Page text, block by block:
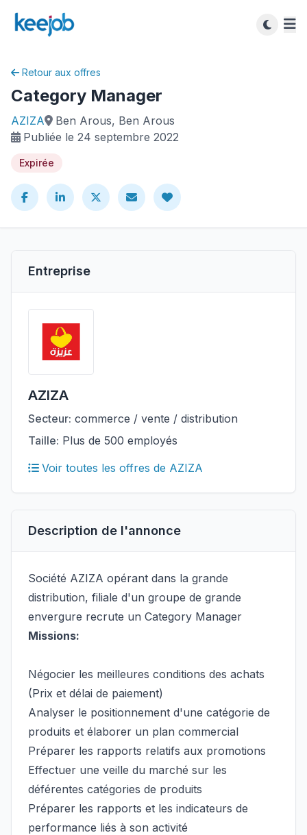
Retour aux offres
Category Manager
AZIZA
Ben Arous, Ben Arous
Publiée le 24 septembre 2022
Expirée
Entreprise
AZIZA
Secteur: commerce / vente / distribution
Taille: Plus de 500 employés
Voir toutes les offres de AZIZA
Description de l'annonce
Société AZIZA opérant dans la grande
distribution, filiale d'un groupe de grande
envergure recrute un Category Manager
Missions:
Négocier les meilleures conditions des achats
(Prix et délai de paiement)
Analyser le positionnement d'une catégorie de
produits et élaborer un plan commercial
Préparer les rapports relatifs aux promotions
Effectuer une veille du marché sur les
déférentes catégories de produits
Préparer les rapports et les indicateurs de
performance liés à son activité